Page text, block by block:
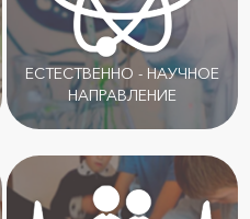
ЕСТЕСТВЕННО - НАУЧНОЕ
НАПРАВЛЕНИЕ